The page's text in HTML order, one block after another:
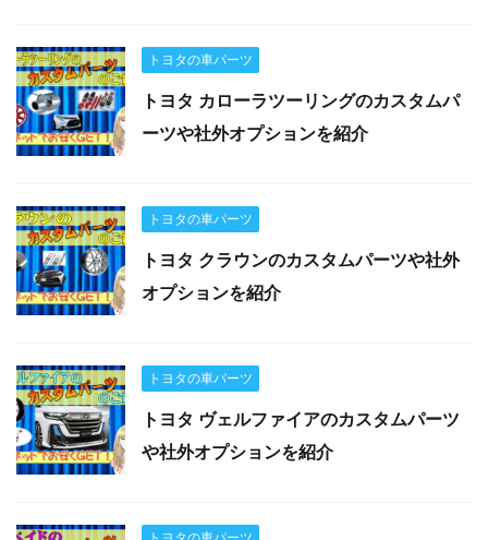
トヨタの車パーツ
トヨタ カローラツーリングのカスタムパ
ーツや社外オプションを紹介
トヨタの車パーツ
トヨタ クラウンのカスタムパーツや社外
オプションを紹介
トヨタの車パーツ
トヨタ ヴェルファイアのカスタムパーツ
や社外オプションを紹介